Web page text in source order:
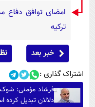
امضای توافق دفاع
ترکیه
خبر بعد
اشتراک گذاری :
فرشاد مؤمنی:
دلالان تبدیل کرده